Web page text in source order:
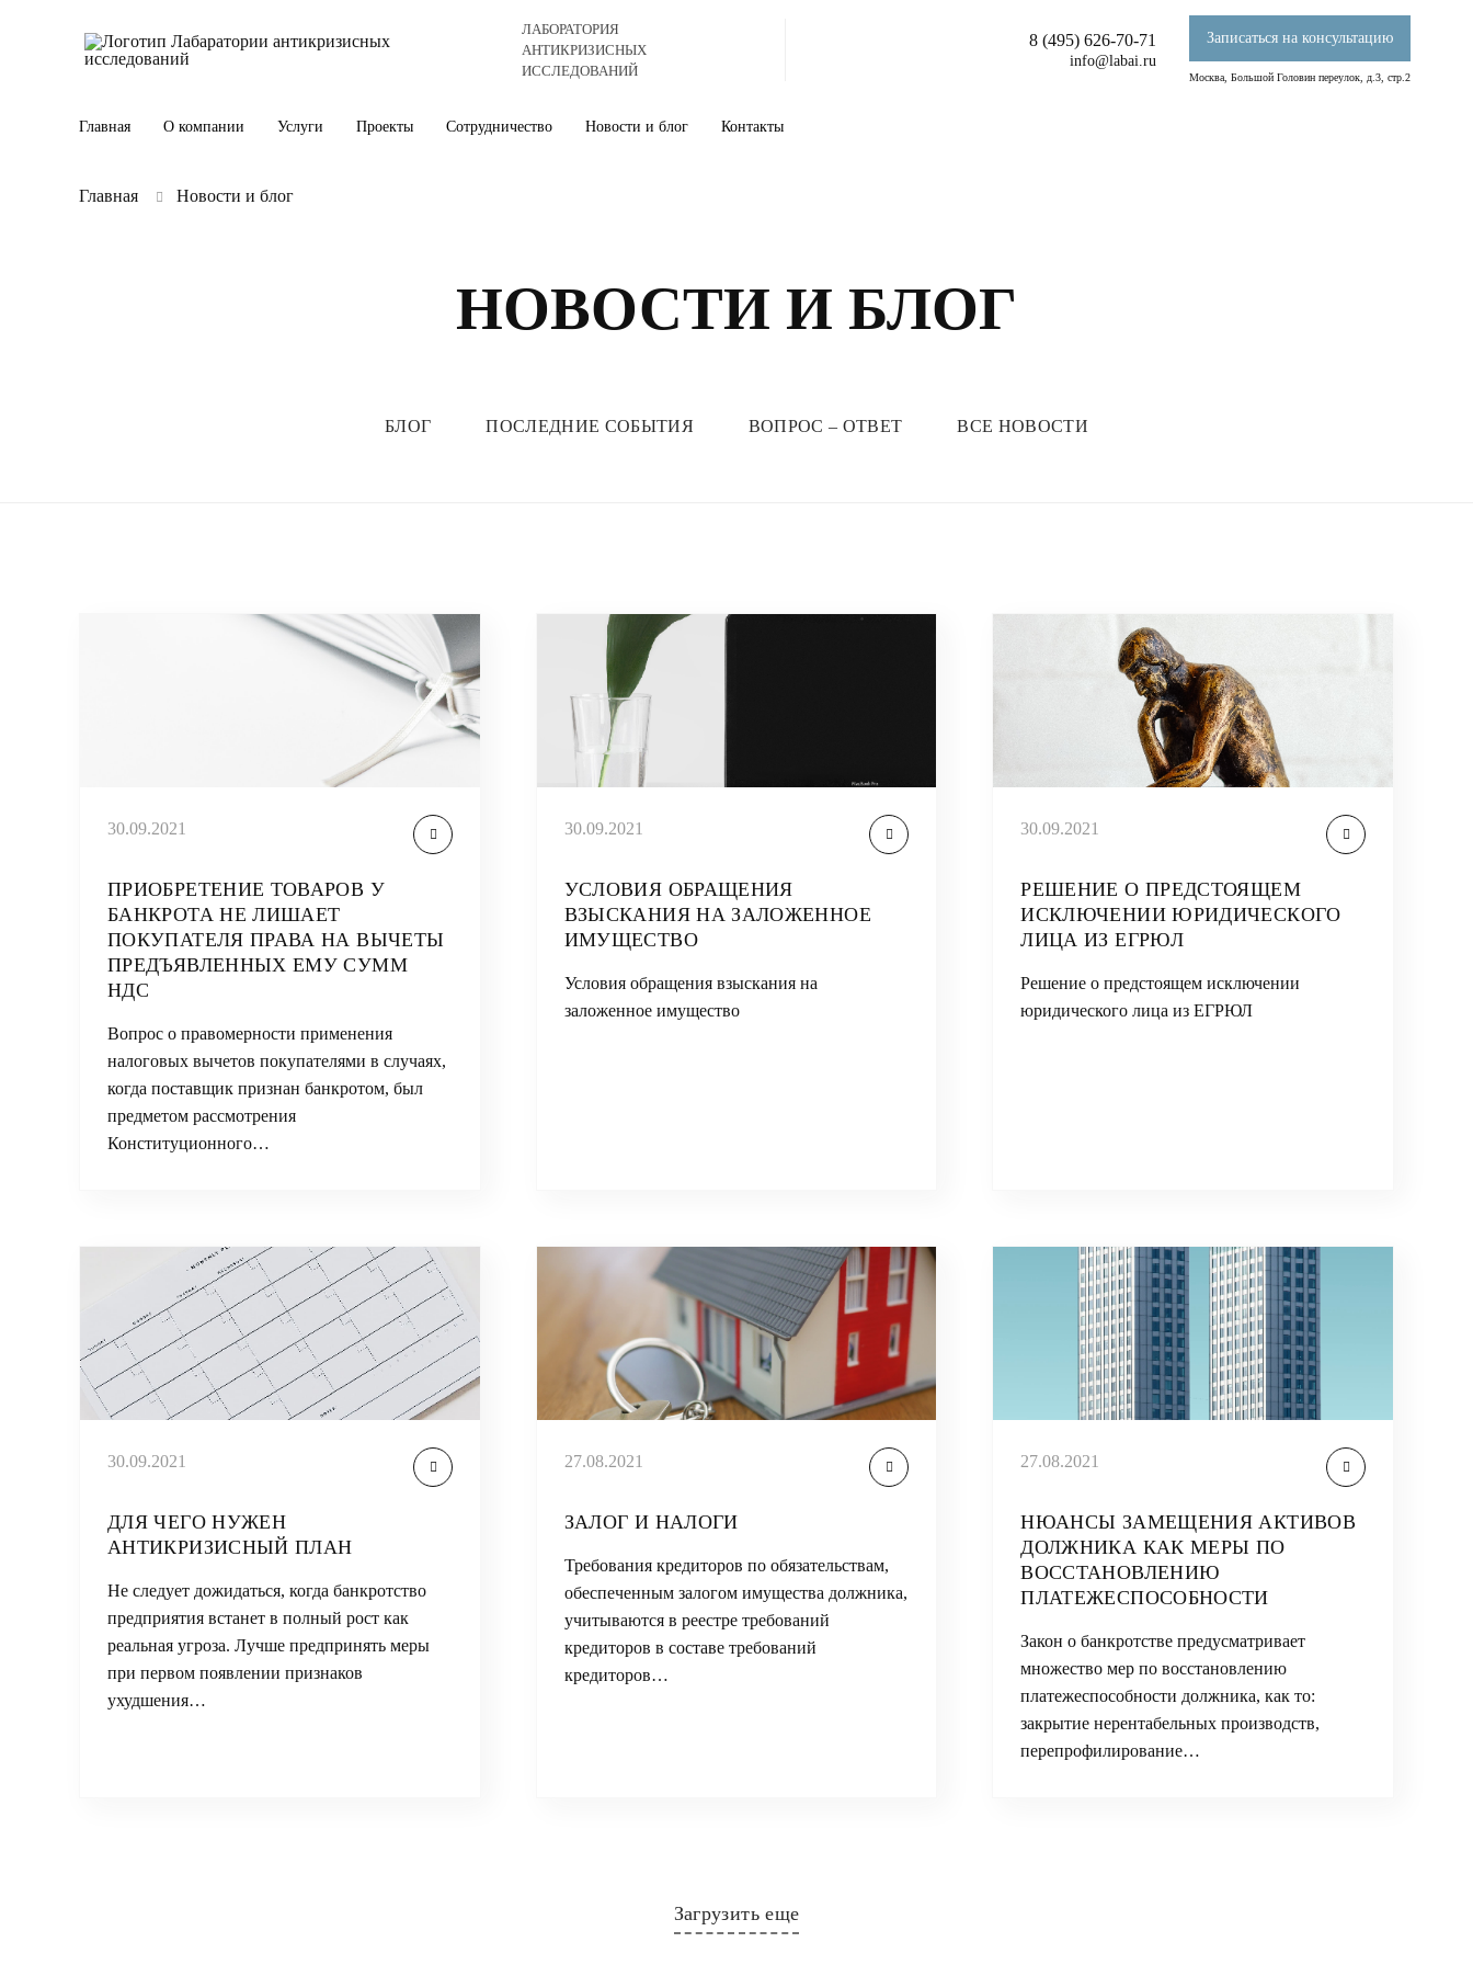
ЛАБОРАТОРИЯ
АНТИКРИЗИСНЫХ
ИССЛЕДОВАНИЙ
8 (495) 626-70-71
info@labai.ru
Записаться на консультацию
Москва, Большой Головин переулок, д.3, стр.2
Главная О компании Услуги Проекты Сотрудничество Новости и блог Контакты
Главная Новости и блог
НОВОСТИ И БЛОГ
БЛОГ ПОСЛЕДНИЕ СОБЫТИЯ ВОПРОС – ОТВЕТ ВСЕ НОВОСТИ
30.09.2021
ПРИОБРЕТЕНИЕ ТОВАРОВ У
БАНКРОТА НЕ ЛИШАЕТ
ПОКУПАТЕЛЯ ПРАВА НА ВЫЧЕТЫ
ПРЕДЪЯВЛЕННЫХ ЕМУ СУММ
НДС
Вопрос о правомерности применения
налоговых вычетов покупателями в случаях,
когда поставщик признан банкротом, был
предметом рассмотрения
Конституционного…
30.09.2021
УСЛОВИЯ ОБРАЩЕНИЯ
ВЗЫСКАНИЯ НА ЗАЛОЖЕННОЕ
ИМУЩЕСТВО
Условия обращения взыскания на
заложенное имущество
30.09.2021
РЕШЕНИЕ О ПРЕДСТОЯЩЕМ
ИСКЛЮЧЕНИИ ЮРИДИЧЕСКОГО
ЛИЦА ИЗ ЕГРЮЛ
Решение о предстоящем исключении
юридического лица из ЕГРЮЛ
30.09.2021
ДЛЯ ЧЕГО НУЖЕН
АНТИКРИЗИСНЫЙ ПЛАН
Не следует дожидаться, когда банкротство
предприятия встанет в полный рост как
реальная угроза. Лучше предпринять меры
при первом появлении признаков
ухудшения…
27.08.2021
ЗАЛОГ И НАЛОГИ
Требования кредиторов по обязательствам,
обеспеченным залогом имущества должника,
учитываются в реестре требований
кредиторов в составе требований
кредиторов…
27.08.2021
НЮАНСЫ ЗАМЕЩЕНИЯ АКТИВОВ
ДОЛЖНИКА КАК МЕРЫ ПО
ВОССТАНОВЛЕНИЮ
ПЛАТЕЖЕСПОСОБНОСТИ
Закон о банкротстве предусматривает
множество мер по восстановлению
платежеспособности должника, как то:
закрытие нерентабельных производств,
перепрофилирование…
Загрузить еще